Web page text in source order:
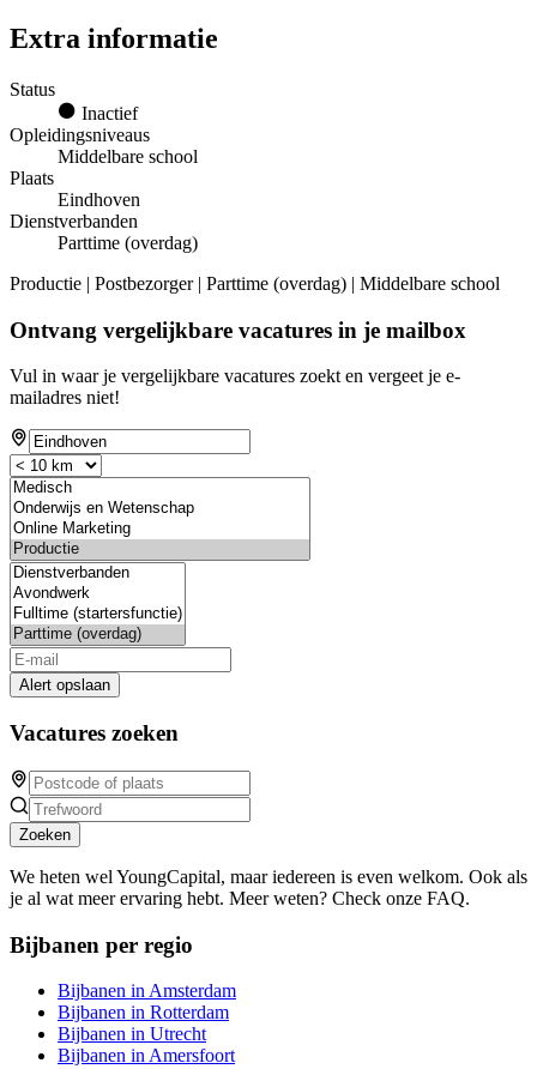
Extra informatie
Status
Inactief
Opleidingsniveaus
Middelbare school
Plaats
Eindhoven
Dienstverbanden
Parttime (overdag)
Productie | Postbezorger | Parttime (overdag) | Middelbare school
Ontvang vergelijkbare vacatures in je mailbox
Vul in waar je vergelijkbare vacatures zoekt en vergeet je e-
mailadres niet!
Alert opslaan
Vacatures zoeken
Zoeken
We heten wel YoungCapital, maar iedereen is even welkom. Ook als
je al wat meer ervaring hebt. Meer weten? Check onze FAQ.
Bijbanen per regio
Bijbanen in Amsterdam
Bijbanen in Rotterdam
Bijbanen in Utrecht
Bijbanen in Amersfoort